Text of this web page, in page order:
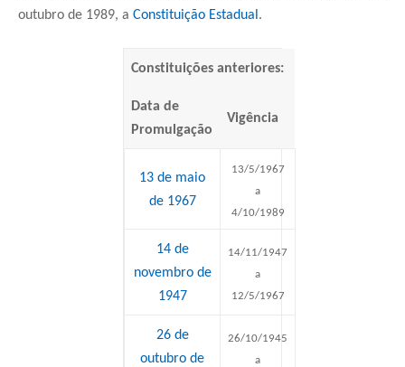
outubro de 1989, a Constituição Estadual .
Constituições anteriores:
Data de
Promulgação
Vigência
13 de maio
de 1967
13/5/1967
a
4/10/1989
14 de
novembro de
1947
14/11/1947
a
12/5/1967
26 de
outubro de
26/10/1945
a